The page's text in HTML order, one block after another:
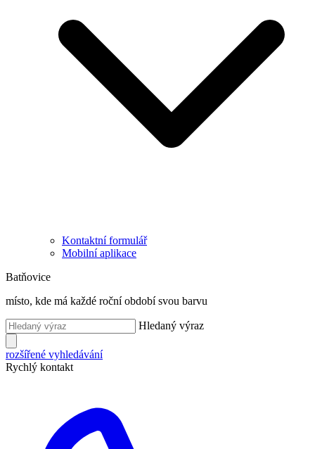
Kontaktní formulář
Mobilní aplikace
Batňovice
místo, kde má každé roční období svou barvu
Hledaný výraz
rozšířené vyhledávání
Rychlý kontakt